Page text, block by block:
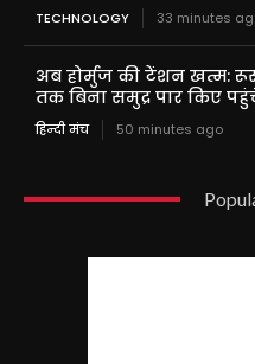
TECHNOLOGY 33 minutes
अब होर्मुज की टेंशन खत्म:
तक बिना समुद्र पार किए
हिन्दी मंच 50 minutes ago